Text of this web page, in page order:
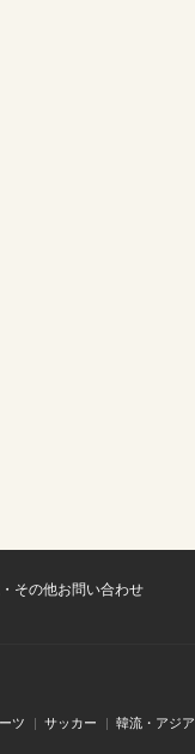
その他お問い合わせ
ツ サッカー 韓流・アジア